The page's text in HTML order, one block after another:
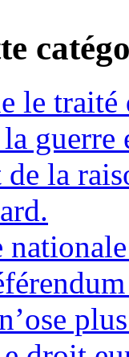
le traité
de la